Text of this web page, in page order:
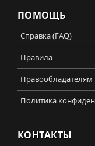
ПОМОЩЬ
Справка (FAQ)
Правила
Правообладателям
Политика
КОНТАКТЫ